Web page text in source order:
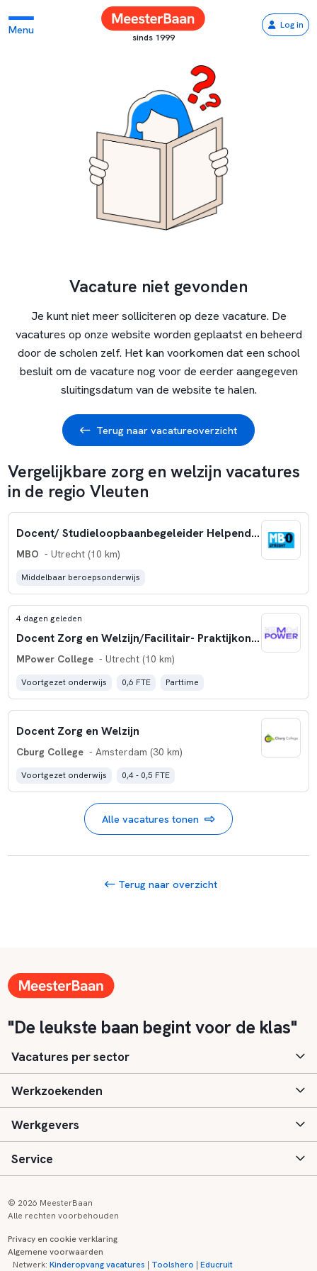
Menu
sinds 1999
Log in
Vacature niet gevonden
Je kunt niet meer solliciteren op deze vacature. De
vacatures op onze website worden geplaatst en beheerd
door de scholen zelf. Het kan voorkomen dat een school
besluit om de vacature nog voor de eerder aangegeven
sluitingsdatum van de website te halen.
Terug naar vacatureoverzicht
Vergelijkbare zorg en welzijn vacatures
in de regio Vleuten
Docent/ Studieloopbaanbegeleider Helpende zorg en welzijn niveau 2 Bol
MBO - Utrecht (10 km)
Middelbaar beroepsonderwijs
4 dagen geleden
Docent Zorg en Welzijn/Facilitair- Praktijkonderwijs
MPower College - Utrecht (10 km)
Voortgezet onderwijs 0,6 FTE Parttime
Docent Zorg en Welzijn
Cburg College - Amsterdam (30 km)
Voortgezet onderwijs 0,4 - 0,5 FTE
Alle vacatures tonen
Terug naar overzicht
"De leukste baan begint voor de klas"
Vacatures per sector
Basisonderwijs
Speciaal (basis) onderwijs
Voortgezet onderwijs
Kinderopvang
Werkzoekenden
Aanmelden
Vacatures
Zij-instroom informatie
Werkgevers
Inloggen
Registreren
Service
Onderwijs links
© 2026 MeesterBaan
Alle rechten voorbehouden
Privacy en cookie verklaring
Algemene voorwaarden
Netwerk:Kinderopvang vacatures | Toolshero |Educruit